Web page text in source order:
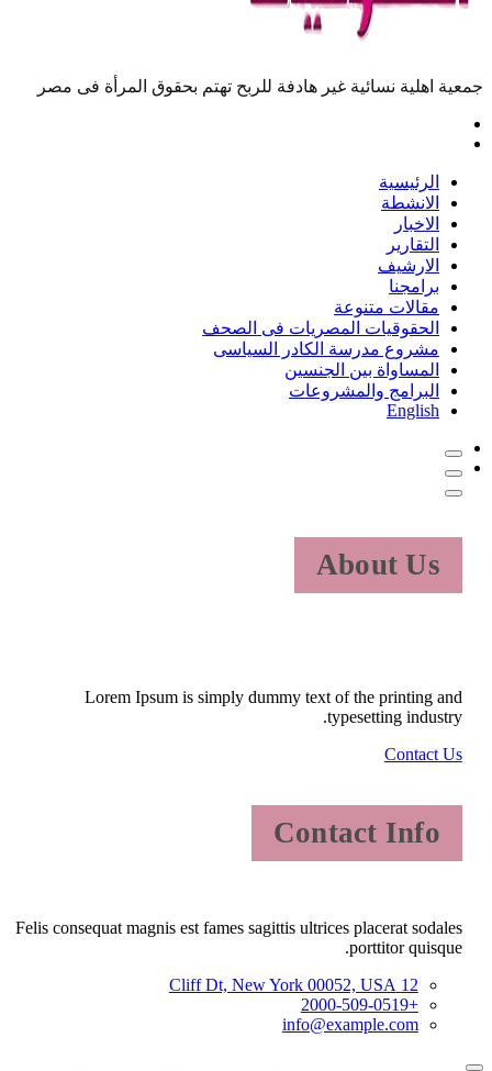
جمعية اهلية نسائية غير هادفة للربح تهتم بحقوق المرأة فى مصر
الرئيسية
الانشطة
الاخبار
التقارير
الارشيف
برامجنا
مقالات متنوعة
الحقوقيات المصريات فى الصحف
مشروع مدرسة الكادر السياسى
المساواة بين الجنسين
البرامج والمشروعات
English
About Us
Lorem Ipsum is simply dummy text of the printing and
typesetting industry.
Contact Us
Contact Info
Felis consequat magnis est fames sagittis ultrices placerat sodales
porttitor quisque.
12 Cliff Dt, New York 00052, USA
+2000-509-0519
info@example.com